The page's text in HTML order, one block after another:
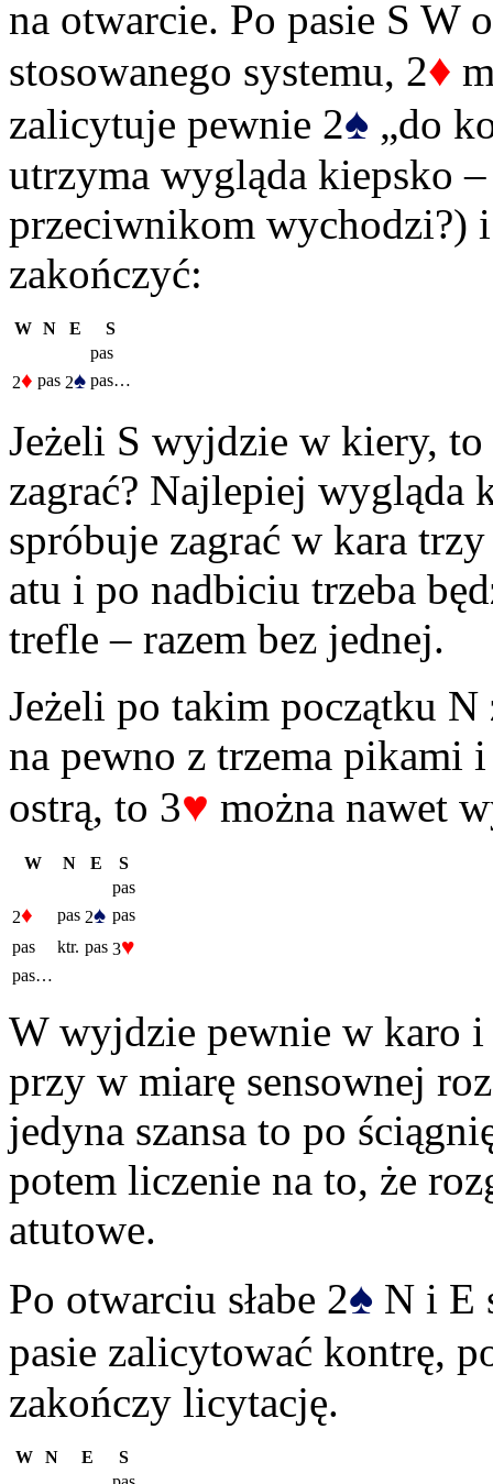
na otwarcie. Po pasie S W
stosowanego systemu, 2♦
zalicytuje pewnie 2♠ „do
utrzyma wygląda kiepsko
przeciwnikom wychodzi?)
zakończyć:
W N E
S
pas
2♦ pas 2♠ pas…
Jeżeli S wyjdzie w kiery, to
zagrać? Najlepiej wygląda
spróbuje zagrać w kara
atu i po nadbiciu trzeba
trefle – razem bez jednej.
Jeżeli po takim początku
na pewno z trzema pikami
ostrą, to 3♥ można nawet
W N E
S
pas
2♦ pas 2♠ pas
pas
ktr. pas 3♥
pas…
W wyjdzie pewnie w karo i
przy w miarę sensownej
jedyna szansa to po
potem liczenie na to, że
atutowe.
Po otwarciu słabe 2♠ N i E
pasie zalicytować kontrę,
zakończy licytację.
W N E
S